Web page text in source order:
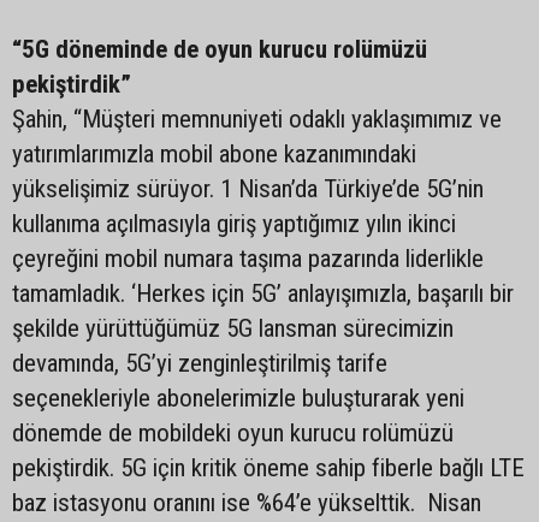
“5G döneminde de oyun kurucu rolümüzü
pekiştirdik”
Şahin, “Müşteri memnuniyeti odaklı yaklaşımımız ve
yatırımlarımızla mobil abone kazanımındaki
yükselişimiz sürüyor. 1 Nisan’da Türkiye’de 5G’nin
kullanıma açılmasıyla giriş yaptığımız yılın ikinci
çeyreğini mobil numara taşıma pazarında liderlikle
tamamladık. ‘Herkes için 5G’ anlayışımızla, başarılı bir
şekilde yürüttüğümüz 5G lansman sürecimizin
devamında, 5G’yi zenginleştirilmiş tarife
seçenekleriyle abonelerimizle buluşturarak yeni
dönemde de mobildeki oyun kurucu rolümüzü
pekiştirdik. 5G için kritik öneme sahip fiberle bağlı LTE
baz istasyonu oranını ise %64’e yükselttik. Nisan